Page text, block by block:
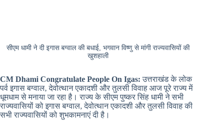
सीएम धामी ने दी इगास बग्वाल की बधाई, भगवान विष्णु से मांगी राज्यवासियों की
खुशहाली
CM Dhami Congratulate People On Igas: उत्तराखंड के लोक
पर्व इगास बग्वाल, देवोत्थान एकादशी और तुलसी विवाह आज पूरे राज्य में
धूमधाम से मनाया जा रहा है। राज्य के सीएम पुष्कर सिंह धामी ने सभी
राज्यवासियों को इगास बग्वाल, देवोत्थान एकादशी और तुलसी विवाह की
सभी राज्यवासियों को शुभकामनाएं दी है।